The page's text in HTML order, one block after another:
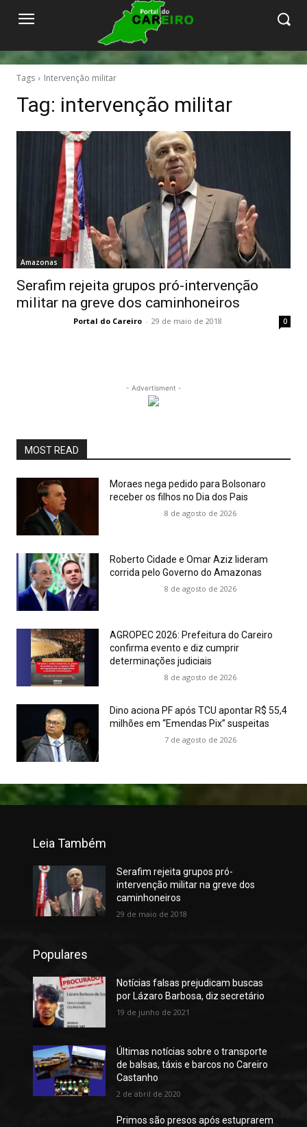
Tags Intervenção militar
Tag: intervenção militar
Amazonas
Serafim rejeita grupos pró-intervenção
militar na greve dos caminhoneiros
Portal do Careiro - 29 de maio de 2018 0
- Advertisment -
MOST READ
Moraes nega pedido para Bolsonaro
receber os filhos no Dia dos Pais
8 de agosto de 2026
Roberto Cidade e Omar Aziz lideram
corrida pelo Governo do Amazonas
8 de agosto de 2026
AGROPEC 2026: Prefeitura do Careiro
confirma evento e diz cumprir
determinações judiciais
8 de agosto de 2026
Dino aciona PF após TCU apontar R$ 55,4
milhões em “Emendas Pix” suspeitas
7 de agosto de 2026
Leia Também
Serafim rejeita grupos pró-
intervenção militar na greve dos
caminhoneiros
29 de maio de 2018
Populares
Notícias falsas prejudicam buscas
por Lázaro Barbosa, diz secretário
19 de junho de 2021
Últimas notícias sobre o transporte
de balsas, táxis e barcos no Careiro
Castanho
2 de abril de 2020
Primos são presos após estuprarem